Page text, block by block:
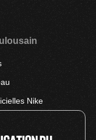
Nike